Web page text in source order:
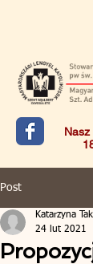
Post
Katarzyna
24 lut 2021